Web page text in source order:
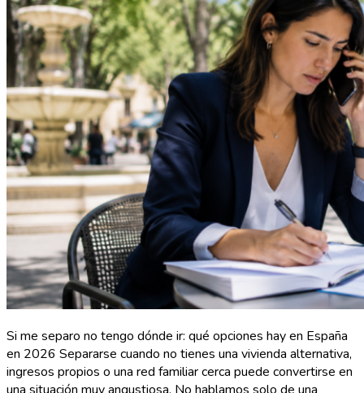
Si me separo no tengo dónde ir: qué opciones hay en España
en 2026 Separarse cuando no tienes una vivienda alternativa,
ingresos propios o una red familiar cerca puede convertirse en